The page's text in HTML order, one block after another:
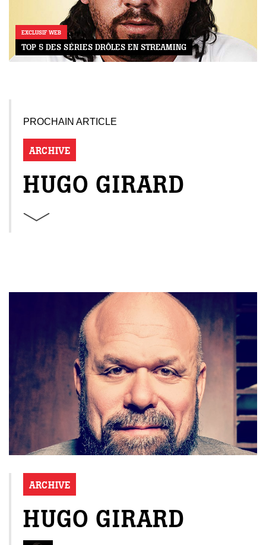
EXCLUSIF WEB
TOP 5 DES SÉRIES DRÔLES EN STREAMING
PROCHAIN ARTICLE
ARCHIVE
HUGO GIRARD
ARCHIVE
HUGO GIRARD